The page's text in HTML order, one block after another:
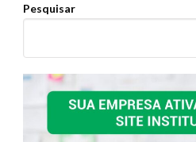
Pesquisar